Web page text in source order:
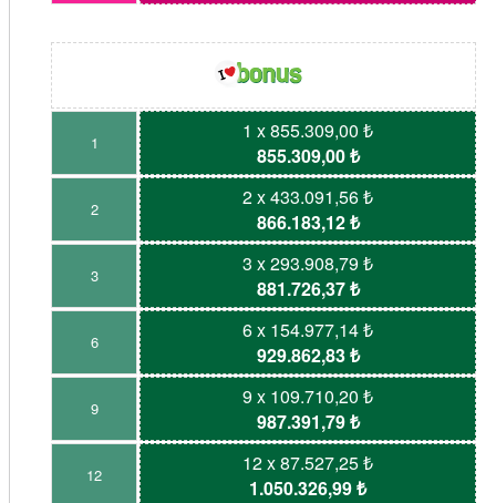
1
1 x 855.309,00 ₺
855.309,00 ₺
2
2 x 433.091,56 ₺
866.183,12 ₺
3
3 x 293.908,79 ₺
881.726,37 ₺
6
6 x 154.977,14 ₺
929.862,83 ₺
9
9 x 109.710,20 ₺
987.391,79 ₺
12
12 x 87.527,25 ₺
1.050.326,99 ₺